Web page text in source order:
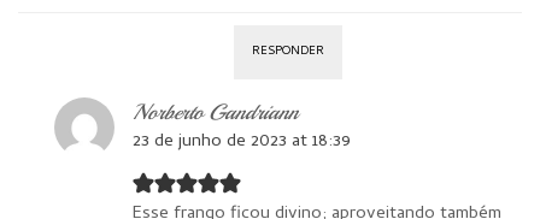
RESPONDER
Norberto Gandriann
23 de junho de 2023 at 18:39